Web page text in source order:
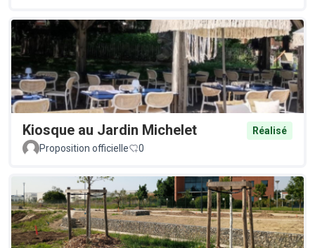
Kiosque au Jardin Michelet
Réalisé
Proposition officielle
0